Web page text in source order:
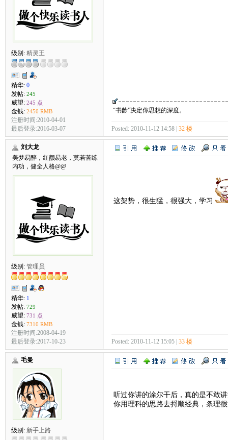
级别: 精灵王
精华: 0
发帖: 245
威望: 245 点
金钱: 2450 RMB
注册时间:2010-04-01
最后登录:2016-03-07
“书龄”决定你思想的深度。
Posted: 2010-11-12 14:58 | 32 楼
刘大龙
美梦易醉，红颜易老，莫若苦练
内功，健全人格@@
级别: 管理员
精华: 1
发帖: 729
威望: 731 点
金钱: 7310 RMB
注册时间:2008-04-19
最后登录:2017-10-23
这架势，很生猛，很强大，学习
Posted: 2010-11-12 15:05 | 33 楼
毛曼
级别: 新手上路
听过你讲的涂尔干后，真的是不敢
你用理科的思路去捋顺经典，条理